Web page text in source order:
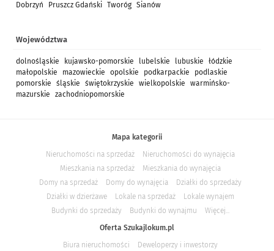
Dobrzyń
Pruszcz Gdański Tworóg Sianów
Województwa
dolnośląskie kujawsko-pomorskie lubelskie lubuskie
łódzkie
małopolskie
mazowieckie opolskie podkarpackie
podlaskie
pomorskie
śląskie świętokrzyskie wielkopolskie
warmińsko-
mazurskie
zachodniopomorskie
Mapa kategorii
Nieruchomości na sprzedaż
Nieruchomości do wynajęcia
Mieszkania na sprzedaż
Mieszkania do wynajęcia
Domy na sprzedaż
Domy do wynajęcia
Działki do sprzedaży
Działki w dzierżawe
Lokale na sprzedaż
Lokale wynajem
Budynki do sprzedaży
Budynki do wynajmu
Więcej...
Oferta Szukajlokum.pl
Biura nieruchomości
Deweloperzy i inwestorzy